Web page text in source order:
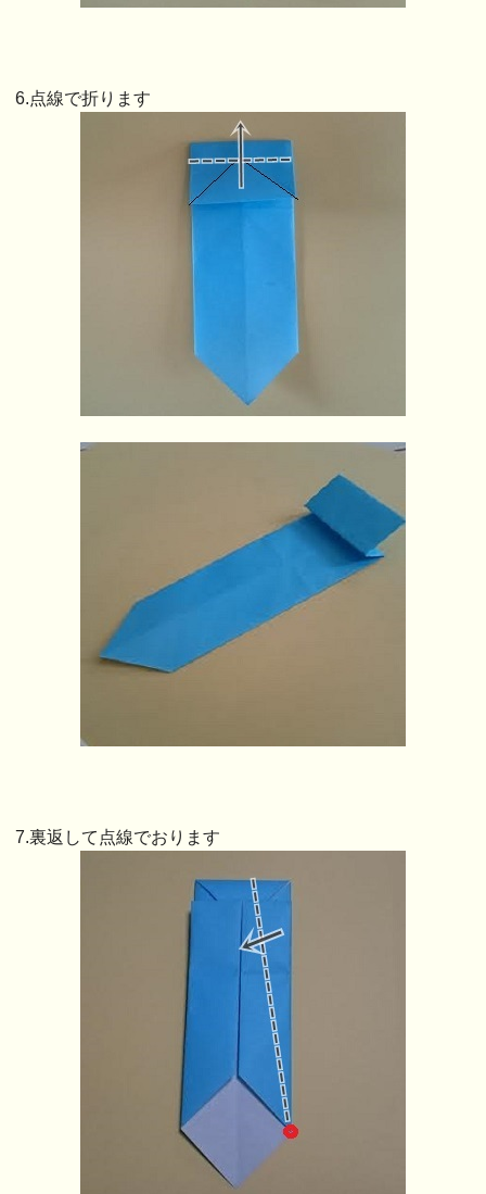
6.点線で折ります
7.裏返して点線でおります